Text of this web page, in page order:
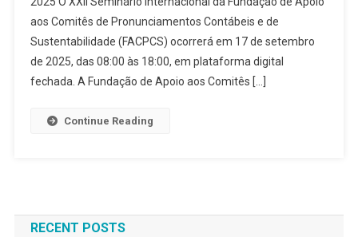
aos Comitês de Pronunciamentos Contábeis e de
Sustentabilidade (FACPCS) ocorrerá em 17 de setembro
de 2025, das 08:00 às 18:00, em plataforma digital
fechada. A Fundação de Apoio aos Comitês […]
Continue Reading
RECENT POSTS